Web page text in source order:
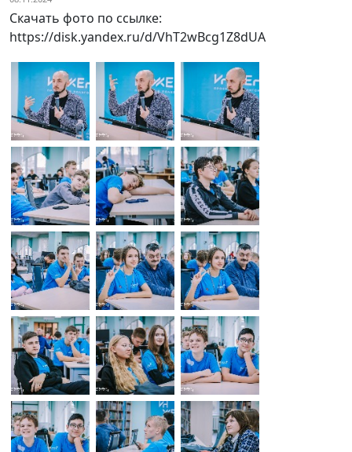
Скачать фото по ссылке:
https://disk.yandex.ru/d/VhT2wBcg1Z8dUA